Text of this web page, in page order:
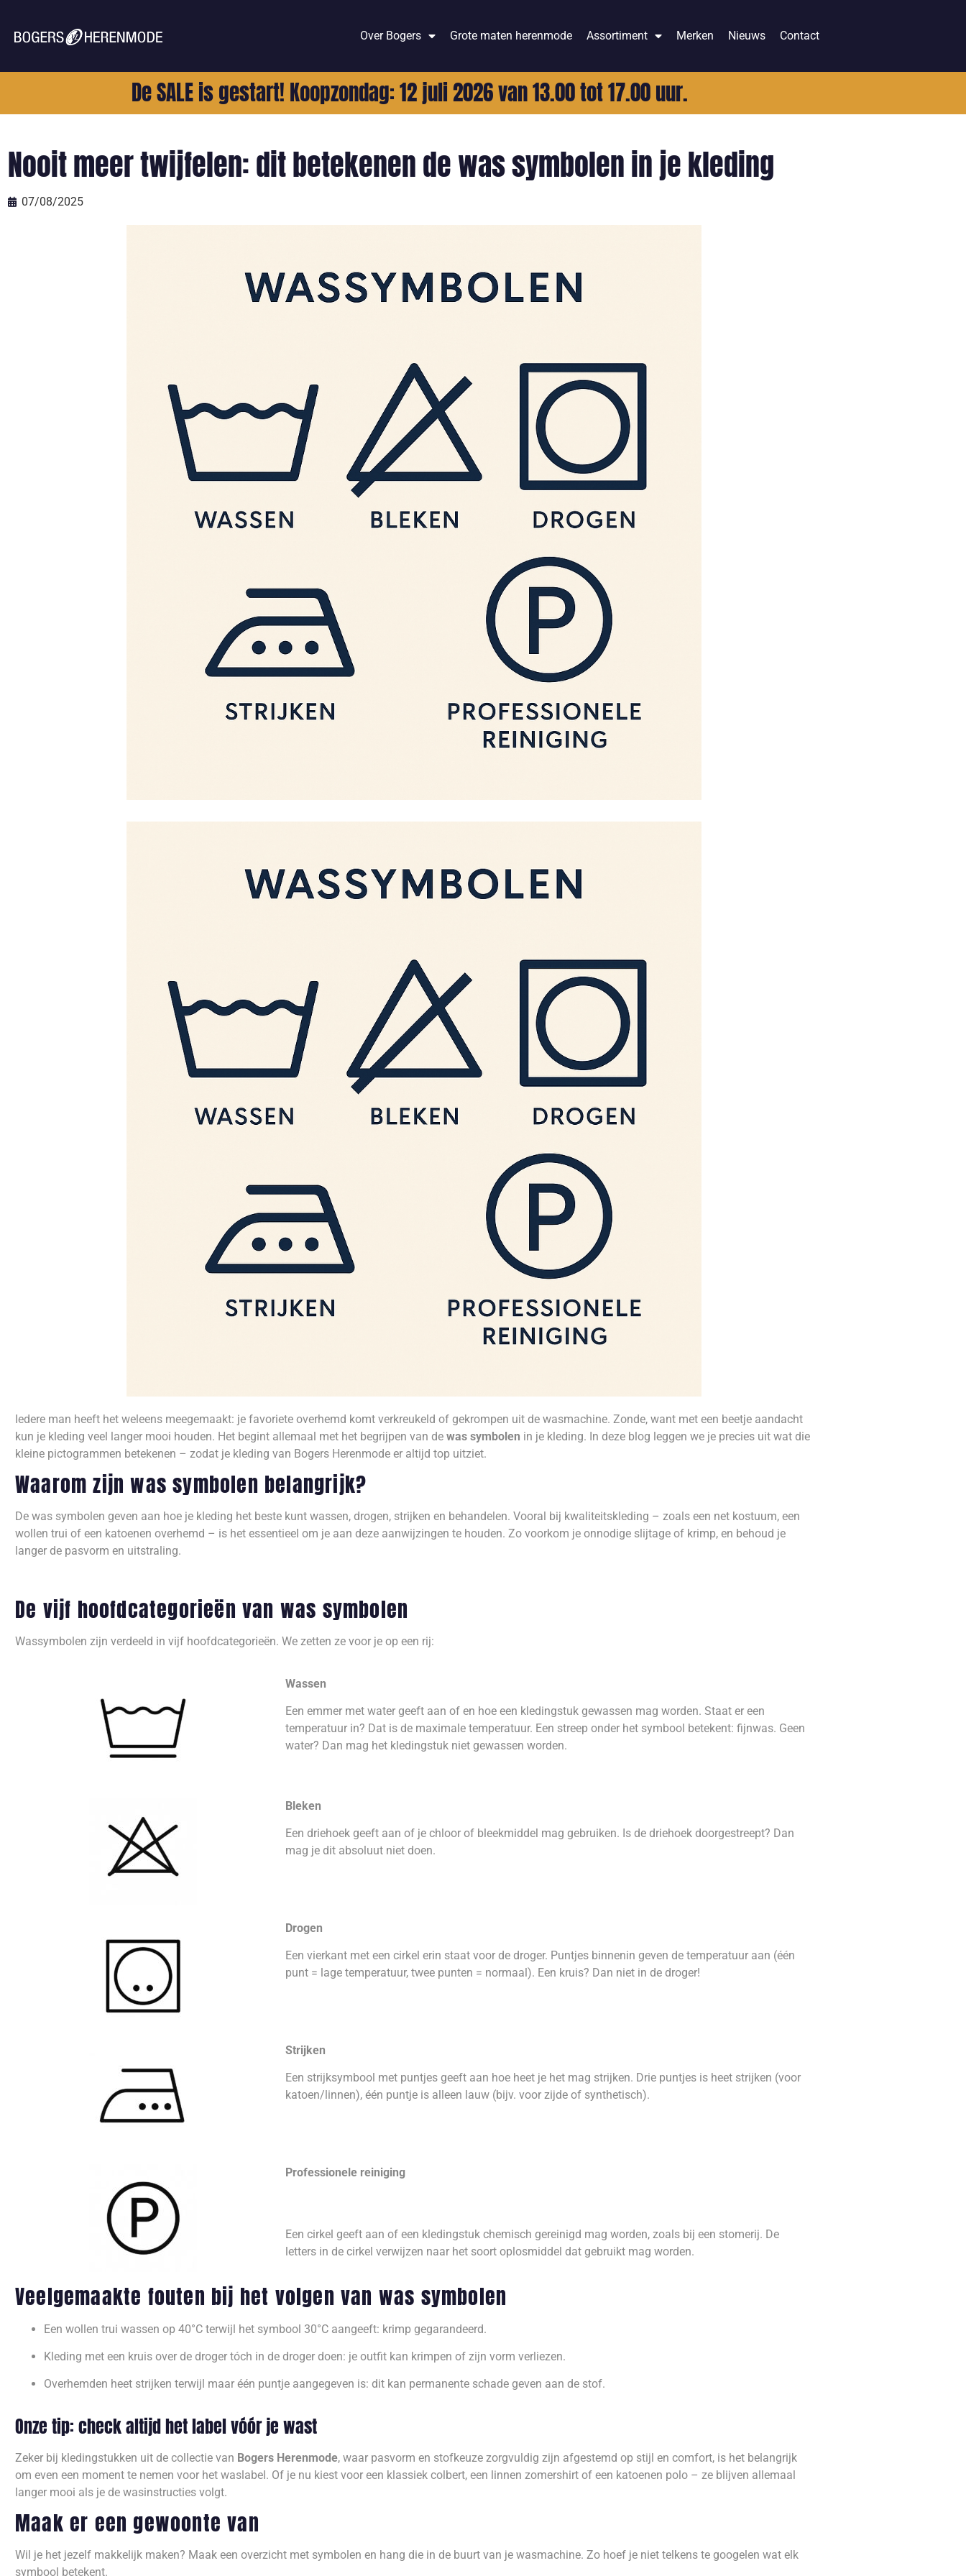
Over Bogers Grote maten herenmode Assortiment Merken Nieuws Contact
De SALE is gestart! Koopzondag: 12 juli 2026 van 13.00 tot 17.00 uur.
Nooit meer twijfelen: dit betekenen de was symbolen in je kleding
07/08/2025
Iedere man heeft het weleens meegemaakt: je favoriete overhemd komt verkreukeld of gekrompen uit de wasmachine. Zonde, want met een beetje aandacht
kun je kleding veel langer mooi houden. Het begint allemaal met het begrijpen van de was symbolen in je kleding. In deze blog leggen we je precies uit wat die
kleine pictogrammen betekenen – zodat je kleding van Bogers Herenmode er altijd top uitziet.
Waarom zijn was symbolen belangrijk?
De was symbolen geven aan hoe je kleding het beste kunt wassen, drogen, strijken en behandelen. Vooral bij kwaliteitskleding – zoals een net kostuum, een
wollen trui of een katoenen overhemd – is het essentieel om je aan deze aanwijzingen te houden. Zo voorkom je onnodige slijtage of krimp, en behoud je
langer de pasvorm en uitstraling.
De vijf hoofdcategorieën van was symbolen
Wassymbolen zijn verdeeld in vijf hoofdcategorieën. We zetten ze voor je op een rij:
Wassen
Een emmer met water geeft aan of en hoe een kledingstuk gewassen mag worden. Staat er een
temperatuur in? Dat is de maximale temperatuur. Een streep onder het symbool betekent: fijnwas. Geen
water? Dan mag het kledingstuk niet gewassen worden.
Bleken
Een driehoek geeft aan of je chloor of bleekmiddel mag gebruiken. Is de driehoek doorgestreept? Dan
mag je dit absoluut niet doen.
Drogen
Een vierkant met een cirkel erin staat voor de droger. Puntjes binnenin geven de temperatuur aan (één
punt = lage temperatuur, twee punten = normaal). Een kruis? Dan niet in de droger!
Strijken
Een strijksymbool met puntjes geeft aan hoe heet je het mag strijken. Drie puntjes is heet strijken (voor
katoen/linnen), één puntje is alleen lauw (bijv. voor zijde of synthetisch).
Professionele reiniging
Een cirkel geeft aan of een kledingstuk chemisch gereinigd mag worden, zoals bij een stomerij. De
letters in de cirkel verwijzen naar het soort oplosmiddel dat gebruikt mag worden.
Veelgemaakte fouten bij het volgen van was symbolen
Een wollen trui wassen op 40°C terwijl het symbool 30°C aangeeft: krimp gegarandeerd.
Kleding met een kruis over de droger tóch in de droger doen: je outfit kan krimpen of zijn vorm verliezen.
Overhemden heet strijken terwijl maar één puntje aangegeven is: dit kan permanente schade geven aan de stof.
Onze tip: check altijd het label vóór je wast
Zeker bij kledingstukken uit de collectie van Bogers Herenmode, waar pasvorm en stofkeuze zorgvuldig zijn afgestemd op stijl en comfort, is het belangrijk
om even een moment te nemen voor het waslabel. Of je nu kiest voor een klassiek colbert, een linnen zomershirt of een katoenen polo – ze blijven allemaal
langer mooi als je de wasinstructies volgt.
Maak er een gewoonte van
Wil je het jezelf makkelijk maken? Maak een overzicht met symbolen en hang die in de buurt van je wasmachine. Zo hoef je niet telkens te googelen wat elk
symbool betekent.